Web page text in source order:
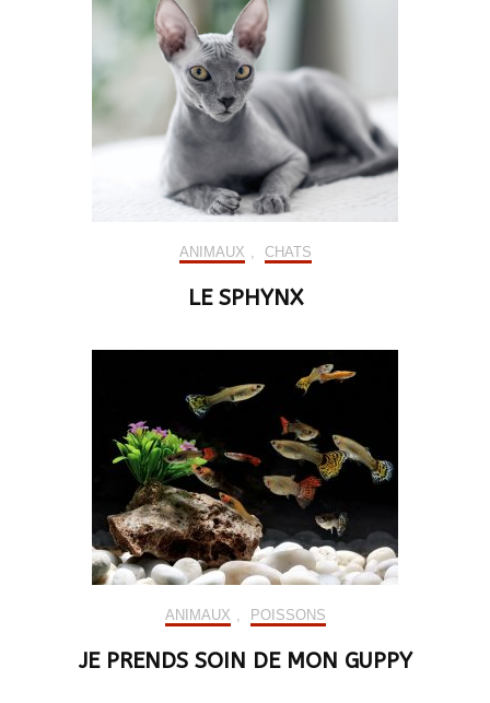
ANIMAUX CHATS
LE SPHYNX
ANIMAUX POISSONS
JE PRENDS SOIN DE MON GUPPY